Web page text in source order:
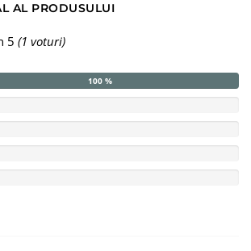
AL PRODUSULUI
5 (1 voturi)
100 %